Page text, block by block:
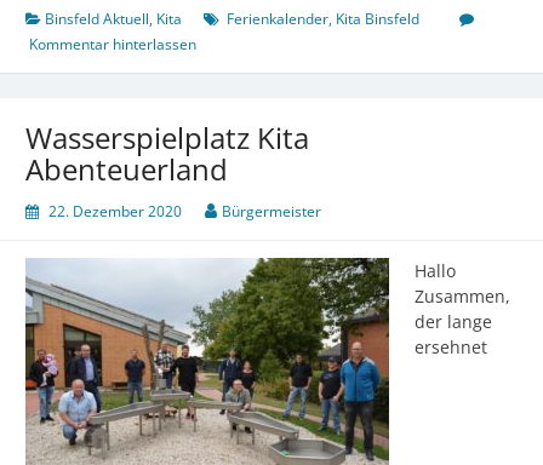
Binsfeld Aktuell, Kita Ferienkalender, Kita Binsfeld
Kommentar hinterlassen
Wasserspielplatz Kita
Abenteuerland
22. Dezember 2020 Bürgermeister
Hallo
Zusammen,
der lange
ersehnet